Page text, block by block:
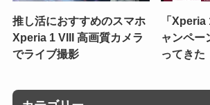
推し活におすすめのスマホ
Xperia 1 VIII 高画質カメラ
でライブ撮影
「
ャンペ
ってきた